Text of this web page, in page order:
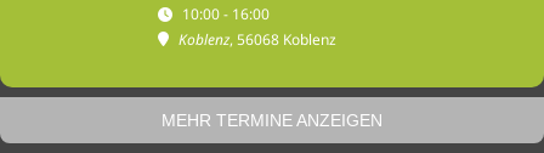
10:00 - 16:00
Koblenz, 56068 Koblenz
MEHR TERMINE ANZEIGEN